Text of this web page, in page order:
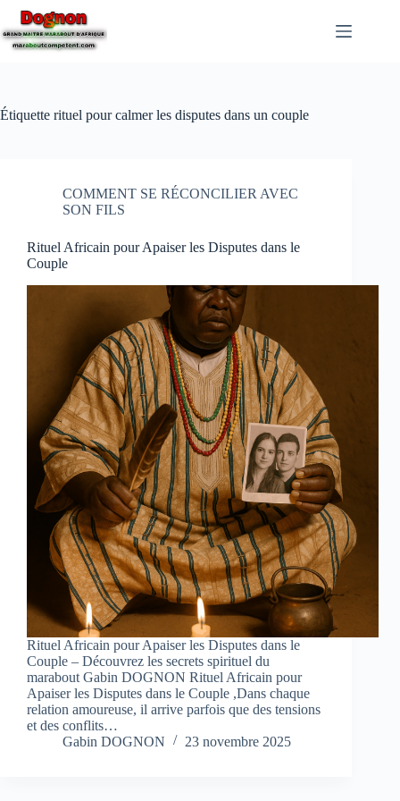
Étiquette rituel pour calmer les disputes dans un couple
COMMENT SE RÉCONCILIER AVEC
SON FILS
Rituel Africain pour Apaiser les Disputes dans le
Couple
Rituel Africain pour Apaiser les Disputes dans le
Couple – Découvrez les secrets spirituel du
marabout Gabin DOGNON Rituel Africain pour
Apaiser les Disputes dans le Couple ,Dans chaque
relation amoureuse, il arrive parfois que des tensions
et des conflits…
Gabin DOGNON
23 novembre 2025